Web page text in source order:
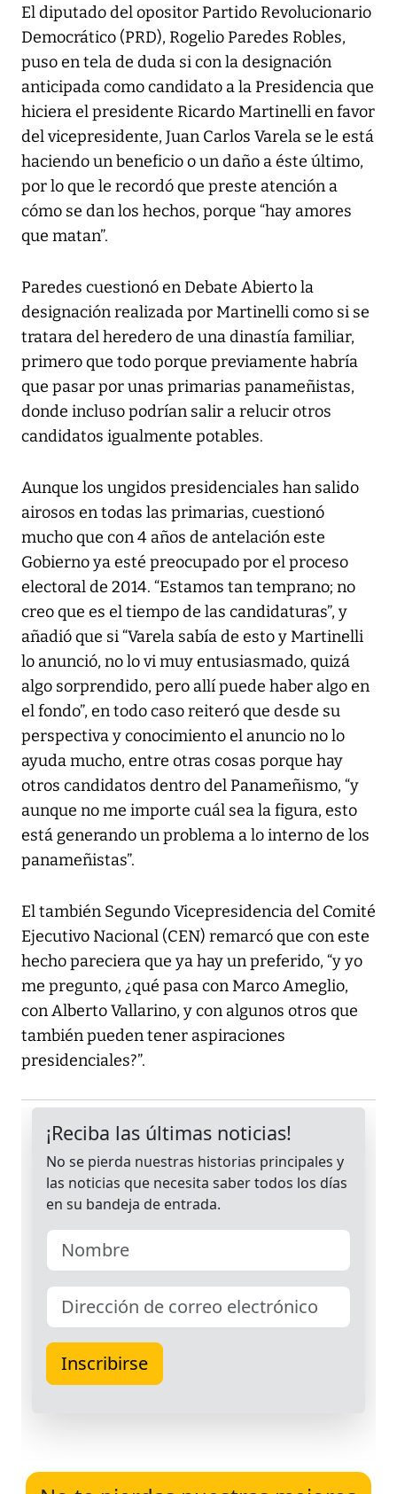
El diputado del opositor Partido Revolucionario
Democrático (PRD), Rogelio Paredes Robles,
puso en tela de duda si con la designación
anticipada como candidato a la Presidencia que
hiciera el presidente Ricardo Martinelli en favor
del vicepresidente, Juan Carlos Varela se le está
haciendo un beneficio o un daño a éste último,
por lo que le recordó que preste atención a
cómo se dan los hechos, porque “hay amores
que matan”.
Paredes cuestionó en Debate Abierto la
designación realizada por Martinelli como si se
tratara del heredero de una dinastía familiar,
primero que todo porque previamente habría
que pasar por unas primarias panameñistas,
donde incluso podrían salir a relucir otros
candidatos igualmente potables.
Aunque los ungidos presidenciales han salido
airosos en todas las primarias, cuestionó
mucho que con 4 años de antelación este
Gobierno ya esté preocupado por el proceso
electoral de 2014. “Estamos tan temprano; no
creo que es el tiempo de las candidaturas”, y
añadió que si “Varela sabía de esto y Martinelli
lo anunció, no lo vi muy entusiasmado, quizá
algo sorprendido, pero allí puede haber algo en
el fondo”, en todo caso reiteró que desde su
perspectiva y conocimiento el anuncio no lo
ayuda mucho, entre otras cosas porque hay
otros candidatos dentro del Panameñismo, “y
aunque no me importe cuál sea la figura, esto
está generando un problema a lo interno de los
panameñistas”.
El también Segundo Vicepresidencia del Comité
Ejecutivo Nacional (CEN) remarcó que con este
hecho pareciera que ya hay un preferido, “y yo
me pregunto, ¿qué pasa con Marco Ameglio,
con Alberto Vallarino, y con algunos otros que
también pueden tener aspiraciones
presidenciales?”.